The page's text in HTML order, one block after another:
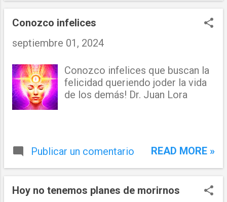
Conozco infelices
septiembre 01, 2024
Conozco infelices que buscan la
felicidad queriendo joder la vida
de los demás! Dr. Juan Lora
Publicar un comentario READ MORE »
Hoy no tenemos planes de morirnos